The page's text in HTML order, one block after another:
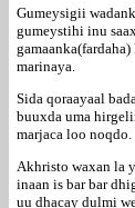
Gumeysigii
gumeystihi inu
marinaya.
Sida qoraayaal
buuxda uma
marjaca loo noqdo.
Akhristo waxan la
inaan is bar bar
uu dhacay dulmi